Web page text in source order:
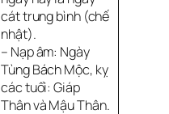
cát trung bình (chế
nhật).
– Nạp âm: Ngày
Tùng Bách Mộc, kỵ
các tuổi: Giáp
Thân và Mậu Thân.